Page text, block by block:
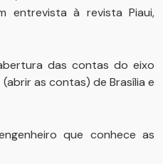
entrevista à revista Piaui,
das contas do eixo
as contas) de Brasília e
que conhece as